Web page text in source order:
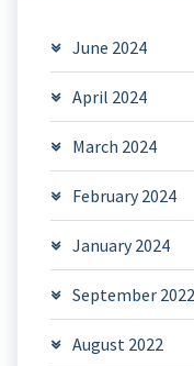
June 2024
April 2024
March 2024
February 2024
January 2024
September 2022
August 2022